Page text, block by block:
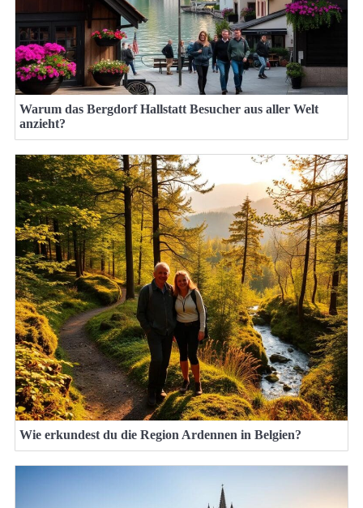
Warum das Bergdorf Hallstatt Besucher aus aller Welt
anzieht?
Wie erkundest du die Region Ardennen in Belgien?